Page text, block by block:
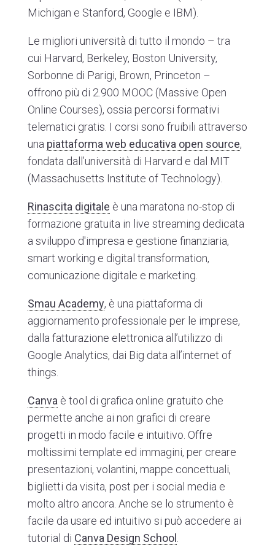
Michigan e Stanford, Google e IBM).
Le migliori università di tutto il mondo – tra
cui Harvard, Berkeley, Boston University,
Sorbonne di Parigi, Brown, Princeton –
offrono più di 2.900 MOOC (Massive Open
Online Courses), ossia percorsi formativi
telematici gratis. I corsi sono fruibili attraverso
una piattaforma web educativa open source,
fondata dall’università di Harvard e dal MIT
(Massachusetts Institute of Technology).
Rinascita digitale è una maratona no-stop di
formazione gratuita in live streaming dedicata
a sviluppo d'impresa e gestione finanziaria,
smart working e digital transformation,
comunicazione digitale e marketing.
Smau Academy, è una piattaforma di
aggiornamento professionale per le imprese,
dalla fatturazione elettronica all’utilizzo di
Google Analytics, dai Big data all’internet of
things.
Canva è tool di grafica online gratuito che
permette anche ai non grafici di creare
progetti in modo facile e intuitivo. Offre
moltissimi template ed immagini, per creare
presentazioni, volantini, mappe concettuali,
biglietti da visita, post per i social media e
molto altro ancora. Anche se lo strumento è
facile da usare ed intuitivo si può accedere ai
tutorial di Canva Design School